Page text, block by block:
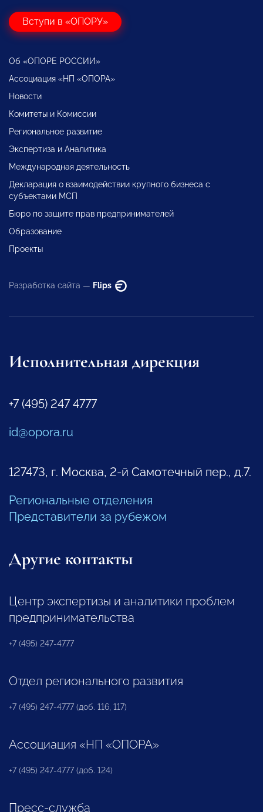
Вступи в «ОПОРУ»
Об «ОПОРЕ РОССИИ»
Ассоциация «НП «ОПОРА»
Новости
Комитеты и Комиссии
Региональное развитие
Экспертиза и Аналитика
Международная деятельность
Декларация о взаимодействии крупного бизнеса с
субъектами МСП
Бюро по защите прав предпринимателей
Образование
Проекты
Разработка сайта — Flips
Исполнительная дирекция
+7 (495) 247 4777
id@opora.ru
127473, г. Москва, 2-й Самотечный пер., д.7.
Региональные отделения
Представители за рубежом
Другие контакты
Центр экспертизы и аналитики проблем
предпринимательства
+7 (495) 247-4777
Отдел регионального развития
+7 (495) 247-4777 (доб. 116, 117)
Ассоциация «НП «ОПОРА»
+7 (495) 247-4777 (доб. 124)
Пресс-служба